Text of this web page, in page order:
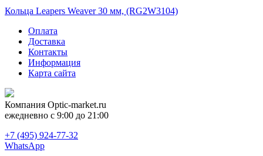
Кольца Leapers Weaver 30 мм, (RG2W3104)
Оплата
Доставка
Контакты
Информация
Карта сайта
Компания Optic-market.ru
ежедневно с 9:00 до 21:00
+7 (495) 924-77-32
WhatsApp